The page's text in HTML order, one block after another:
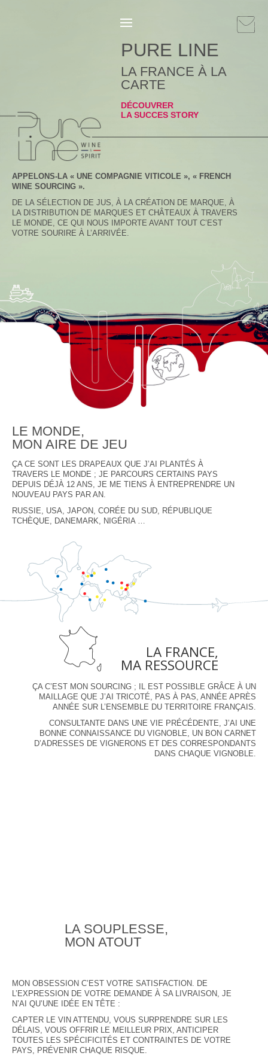
DÉCOUVRER
LA SUCCES STORY
PURE LINE
LA FRANCE À LA
CARTE
APPELONS-LA « UNE COMPAGNIE VITICOLE », « FRENCH
WINE SOURCING ».
DE LA SÉLECTION DE JUS, À LA CRÉATION DE MARQUE, À
LA DISTRIBUTION DE MARQUES ET CHÂTEAUX À TRAVERS
LE MONDE, CE QUI NOUS IMPORTE AVANT TOUT C’EST
VOTRE SOURIRE À L’ARRIVÉE.
LE MONDE,
MON AIRE DE JEU
ÇA CE SONT LES DRAPEAUX QUE J’AI PLANTÉS À
TRAVERS LE MONDE ; JE PARCOURS CERTAINS PAYS
DEPUIS DÉJÀ 12 ANS, JE ME TIENS À ENTREPRENDRE UN
NOUVEAU PAYS PAR AN.
RUSSIE, USA, JAPON, CORÉE DU SUD, RÉPUBLIQUE
TCHÈQUE, DANEMARK, NIGÉRIA …
LA FRANCE,
MA RESSOURCE
ÇA C’EST MON SOURCING ; IL EST POSSIBLE GRÂCE À UN
MAILLAGE QUE J’AI TRICOTÉ, PAS À PAS, ANNÉE APRÈS
ANNÉE SUR L’ENSEMBLE DU TERRITOIRE FRANÇAIS.
CONSULTANTE DANS UNE VIE PRÉCÉDENTE, J’AI UNE
BONNE CONNAISSANCE DU VIGNOBLE, UN BON CARNET
D’ADRESSES DE VIGNERONS ET DES CORRESPONDANTS
DANS CHAQUE VIGNOBLE.
LA SOUPLESSE,
MON ATOUT
MON OBSESSION C’EST VOTRE SATISFACTION. DE
L’EXPRESSION DE VOTRE DEMANDE À SA LIVRAISON, JE
N’AI QU’UNE IDÉE EN TÊTE :
CAPTER LE VIN ATTENDU, VOUS SURPRENDRE SUR LES
DÉLAIS, VOUS OFFRIR LE MEILLEUR PRIX, ANTICIPER
TOUTES LES SPÉCIFICITÉS ET CONTRAINTES DE VOTRE
PAYS, PRÉVENIR CHAQUE RISQUE.